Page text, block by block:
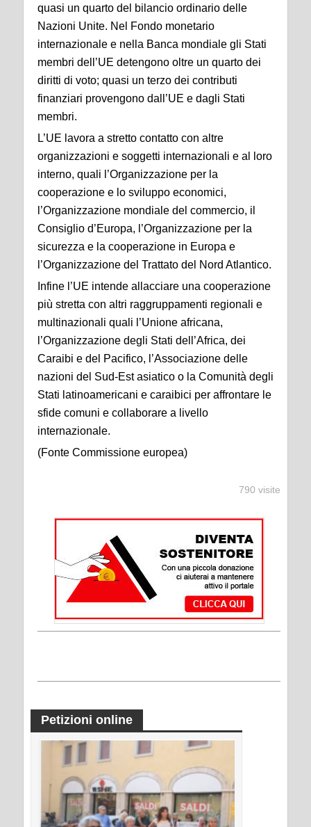
quasi un quarto del bilancio ordinario delle
Nazioni Unite. Nel Fondo monetario
internazionale e nella Banca mondiale gli Stati
membri dell’UE detengono oltre un quarto dei
diritti di voto; quasi un terzo dei contributi
finanziari provengono dall’UE e dagli Stati
membri.
L’UE lavora a stretto contatto con altre
organizzazioni e soggetti internazionali e al loro
interno, quali l’Organizzazione per la
cooperazione e lo sviluppo economici,
l’Organizzazione mondiale del commercio, il
Consiglio d’Europa, l’Organizzazione per la
sicurezza e la cooperazione in Europa e
l’Organizzazione del Trattato del Nord Atlantico.
Infine l’UE intende allacciare una cooperazione
più stretta con altri raggruppamenti regionali e
multinazionali quali l’Unione africana,
l’Organizzazione degli Stati dell’Africa, dei
Caraibi e del Pacifico, l’Associazione delle
nazioni del Sud-Est asiatico o la Comunità degli
Stati latinoamericani e caraibici per affrontare le
sfide comuni e collaborare a livello
internazionale.
(Fonte Commissione europea)
790 visite
Petizioni online